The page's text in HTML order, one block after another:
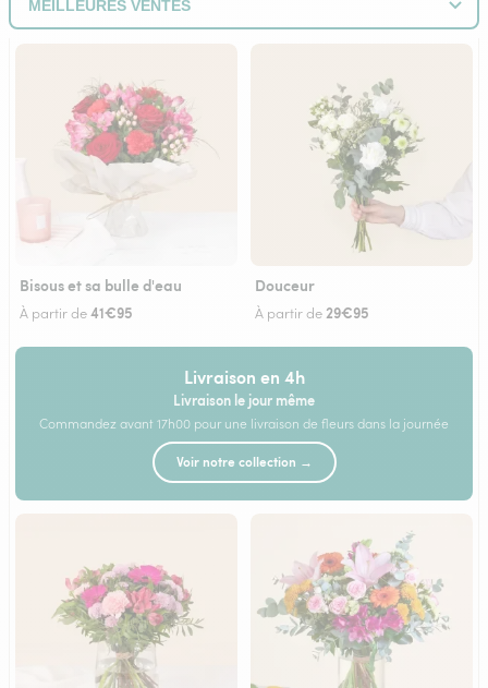
Bisous et sa bulle d'eau
À partir de41€95
Douceur
À partir de29€95
Livraison en 4h
Livraison le jour même
Commandez avant 17h00 pour une livraison de fleurs dans la journée
Voir notre collection →